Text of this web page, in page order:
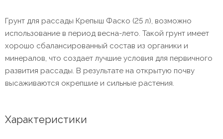
Грунт для рассады Крепыш Фаско (25 л), возможно
использование в период весна-лето. Такой грунт имеет
хорошо сбалансированный состав из органики и
минералов, что создает лучшие условия для первичного
развития рассады. В результате на открытую почву
высаживаются окрепшие и сильные растения.
Характеристики